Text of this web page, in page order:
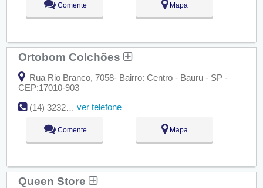
Comente Mapa
Ortobom Colchões
Rua Rio Branco, 7058- Bairro: Centro - Bauru - SP -
CEP:17010-903
(14) 3232-9933
ver telefone
Comente Mapa
Queen Store